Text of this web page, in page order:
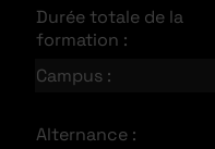
Durée totale de la
formation :
Campus :
Alternance :